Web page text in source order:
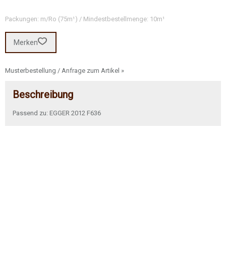
Packungen: m/Ro (75m¹) / Mindestbestellmenge: 10m¹
Merken
Musterbestellung / Anfrage zum Artikel »
Beschreibung
Passend zu: EGGER 2012 F636